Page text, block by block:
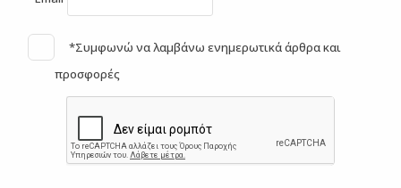
*Συμφωνώ να λαμβάνω ενημερωτικά άρθρα και
προσφορές